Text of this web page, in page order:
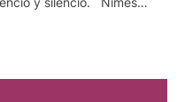
Burdiel, silencio y